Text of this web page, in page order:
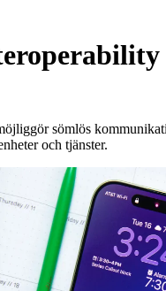
sömlös
och tjänster.